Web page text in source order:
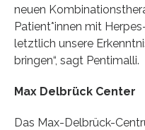
neuen
Patient*innen mit
letztlich unsere
bringen“, sagt Pentimalli.
Max Delbrück Center
Das Max-Delbrück-